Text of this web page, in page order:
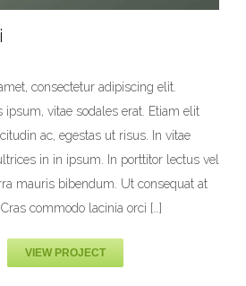
Design
consectetur adipiscing elit.
ipsum, vitae sodales erat. Etiam elit
ac, egestas ut risus. In vitae
in in ipsum. In porttitor lectus vel
mauris bibendum. Ut consequat at
commodo lacinia orci […]
VIEW PROJECT